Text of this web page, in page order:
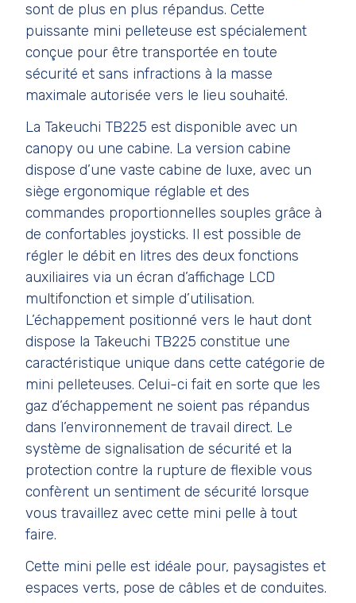
sont de plus en plus répandus. Cette
puissante mini pelleteuse est spécialement
conçue pour être transportée en toute
sécurité et sans infractions à la masse
maximale autorisée vers le lieu souhaité.
La Takeuchi TB225 est disponible avec un
canopy ou une cabine. La version cabine
dispose d’une vaste cabine de luxe, avec un
siège ergonomique réglable et des
commandes proportionnelles souples grâce à
de confortables joysticks. Il est possible de
régler le débit en litres des deux fonctions
auxiliaires via un écran d’affichage LCD
multifonction et simple d’utilisation.
L’échappement positionné vers le haut dont
dispose la Takeuchi TB225 constitue une
caractéristique unique dans cette catégorie de
mini pelleteuses. Celui-ci fait en sorte que les
gaz d’échappement ne soient pas répandus
dans l’environnement de travail direct. Le
système de signalisation de sécurité et la
protection contre la rupture de flexible vous
confèrent un sentiment de sécurité lorsque
vous travaillez avec cette mini pelle à tout
faire.
Cette mini pelle est idéale pour, paysagistes et
espaces verts, pose de câbles et de conduites.